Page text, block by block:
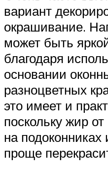
вариант
окрашивание.
может быть
благодаря
основании
разноцветных
это имеет и
поскольку жир от
на подоконниках
проще